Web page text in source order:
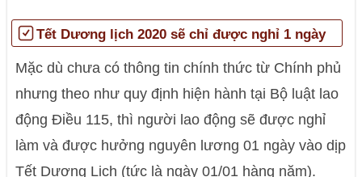
Tết Dương lịch 2020 sẽ chỉ được nghỉ 1 ngày
Mặc dù chưa có thông tin chính thức từ Chính phủ
nhưng theo như quy định hiện hành tại Bộ luật lao
động Điều 115, thì người lao động sẽ được nghỉ
làm và được hưởng nguyên lương 01 ngày vào dịp
Tết Dương Lịch (tức là ngày 01/01 hàng năm).